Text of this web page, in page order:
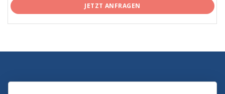
JETZT ANFRAGEN